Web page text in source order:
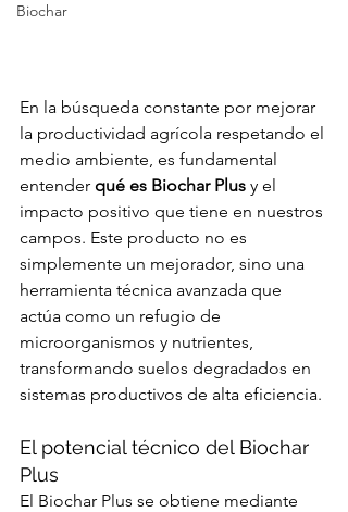
Biochar
En la búsqueda constante por mejorar
la productividad agrícola respetando el
medio ambiente, es fundamental
entender qué es Biochar Plus y el
impacto positivo que tiene en nuestros
campos. Este producto no es
simplemente un mejorador, sino una
herramienta técnica avanzada que
actúa como un refugio de
microorganismos y nutrientes,
transformando suelos degradados en
sistemas productivos de alta eficiencia.
El potencial técnico del Biochar
Plus
El Biochar Plus se obtiene mediante